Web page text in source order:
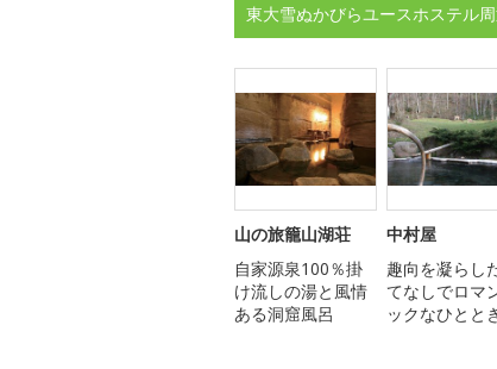
東大雪ぬかびらユースホステル
山の旅籠山湖荘
自家源泉100％掛
け流しの湯と風情
ある洞窟風呂
中村屋
趣向を凝らし
てなしでロマ
ックなひとと